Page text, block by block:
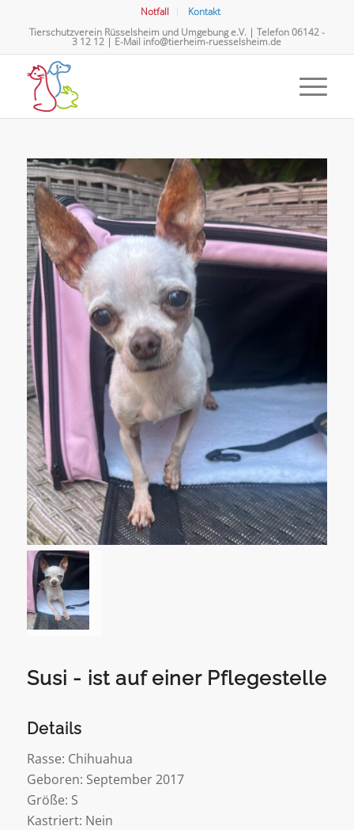
Notfall
Kontakt
Tierschutzverein Rüsselsheim und Umgebung e.V. | Telefon06142 -
3 12 12 | E-Mail info@tierheim-ruesselsheim.de
Susi - ist auf einer Pflegestelle
Details
Rasse: Chihuahua
Geboren: September 2017
Größe: S
Kastriert: Nein